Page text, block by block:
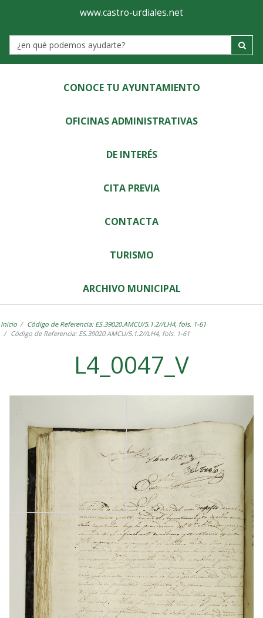
Ayuntamiento
de
Castro-
Urdiales
www.castro-urdiales.net
Label
CONOCE TU AYUNTAMIENTO
OFICINAS ADMINISTRATIVAS
DE INTERÉS
CITA PREVIA
CONTACTA
TURISMO
ARCHIVO MUNICIPAL
Inicio
Código de Referencia: ES.39020.AMCU/5.1.2//LH4, fols. 1-61
Código de Referencia: ES.39020.AMCU/5.1.2//LH4, fols. 1-61
L4_0047_V